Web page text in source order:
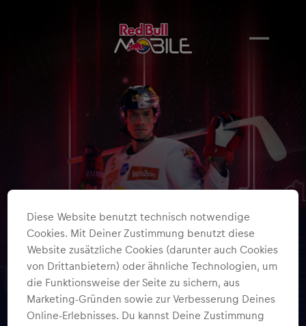
Diese Website benutzt technisch notwendige
Cookies. Mit Deiner Zustimmung benutzt diese
Website zusätzliche Cookies (darunter auch Cookies
von Drittanbietern) oder ähnliche Technologien, um
die Funktionsweise der Seite zu sichern, aus
Marketing-Gründen sowie zur Verbesserung Deines
Online-Erlebnisses. Du kannst Deine Zustimmung